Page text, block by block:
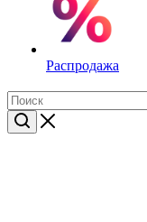
Распродажа